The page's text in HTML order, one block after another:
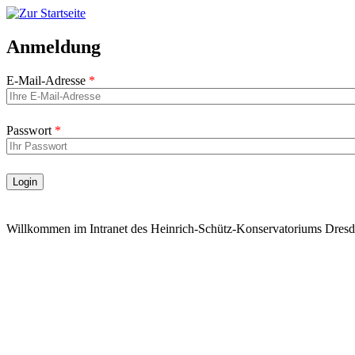
Anmeldung
E-Mail-Adresse
Passwort
Login
Willkommen im Intranet des Heinrich-Schütz-Konservatoriums